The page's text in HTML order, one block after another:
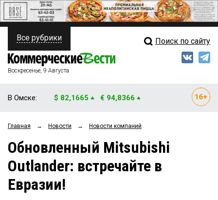
ПОЛИТИКА
ФИНАНСЫ
ОБЩЕСТВО
ЗАКОН
НОВОСТИ КОМПАНИЙ
Свежий выпуск
Мнения
Рейтинги
Блоги
Все рубрики Поиск по сайту
Воскресенье, 9 Августа
В Омске: $ 82,1665 € 94,8366
Главная → Новости → Новости компаний
Обновленный Mitsubishi
Outlander: встречайте в
Евразии!